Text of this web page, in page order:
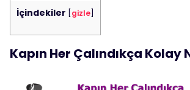
İçindekiler gizle
Kapın Her Çalındıkça Kolay